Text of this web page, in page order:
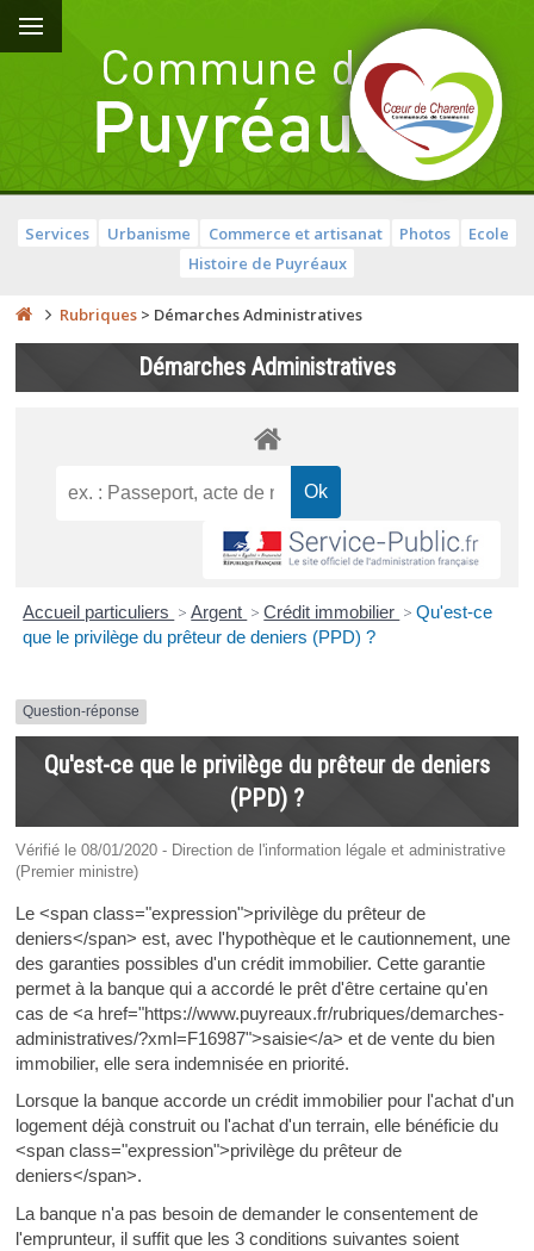
Services Urbanisme Commerce et artisanat Photos
Ecole
Histoire de Puyréaux
Rubriques > Démarches Administratives
Démarches Administratives
Accueil particuliers > Argent > Crédit immobilier > Qu'est-ce
que le privilège du prêteur de deniers (PPD) ?
Question-réponse
Qu'est-ce que le privilège du prêteur de deniers
(PPD) ?
Vérifié le 08/01/2020 - Direction de l'information légale et administrative
(Premier ministre)
Le <span class="expression">privilège du prêteur de
deniers</span> est, avec l'hypothèque et le cautionnement, une
des garanties possibles d'un crédit immobilier. Cette garantie
permet à la banque qui a accordé le prêt d'être certaine qu'en
cas de <a href="https://www.puyreaux.fr/rubriques/demarches-
administratives/?xml=F16987">saisie</a> et de vente du bien
immobilier, elle sera indemnisée en priorité.
Lorsque la banque accorde un crédit immobilier pour l'achat d'un
logement déjà construit ou l'achat d'un terrain, elle bénéficie du
<span class="expression">privilège du prêteur de
deniers</span>.
La banque n'a pas besoin de demander le consentement de
l'emprunteur, il suffit que les 3 conditions suivantes soient